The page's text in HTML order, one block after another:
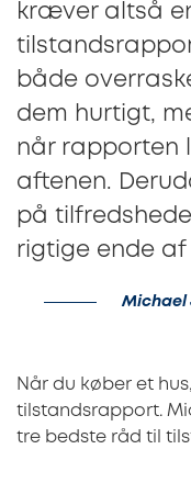
kræver altså
både
dem hurtigt,
når rapporten
aftenen.
på
rigtige ende af
Michael
Når du køber et
tilstandsrapport.
tre bedste råd til